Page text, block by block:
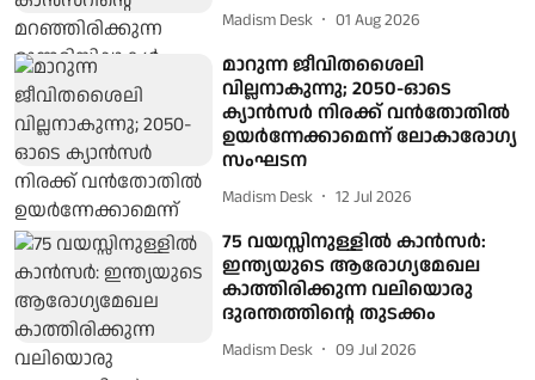
Madism Desk 01 Aug 2026
മാറുന്ന ജീവിതശൈലി
വില്ലനാകുന്നു; 2050-ഓടെ
ക്യാൻസർ നിരക്ക് വൻതോതിൽ
ഉയർന്നേക്കാമെന്ന് ലോകാരോഗ്യ
സംഘടന
Madism Desk 12 Jul 2026
75 വയസ്സിനുള്ളില്‍ കാന്‍സര്‍:
ഇന്ത്യയുടെ ആരോഗ്യമേഖല
കാത്തിരിക്കുന്ന വലിയൊരു
ദുരന്തത്തിന്റെ തുടക്കം
Madism Desk 09 Jul 2026